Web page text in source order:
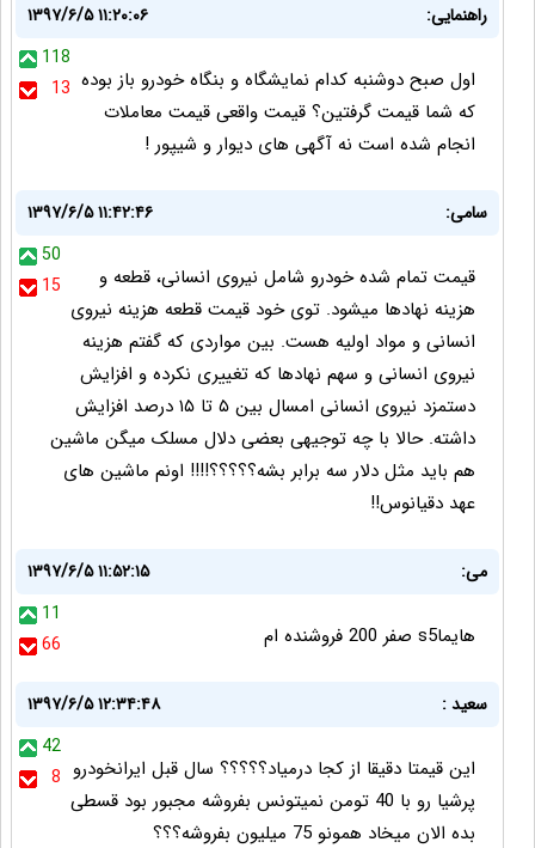
راهنمایی:
۱۳۹۷/۶/۵ ۱۱:۲۰:۰۶
118
13 اول صبح دوشنبه کدام نمایشگاه و بنگاه خودرو باز بوده
که شما قیمت گرفتین؟ قیمت واقعی قیمت معاملات
انجام شده است نه آگهی های دیوار و شیپور !
سامی:
۱۳۹۷/۶/۵ ۱۱:۴۲:۴۶
50
15
قیمت تمام شده خودرو شامل نیروی انسانی، قطعه و
هزینه نهادها میشود. توی خود قیمت قطعه هزینه نیروی
انسانی و مواد اولیه هست. بین مواردی که گفتم هزینه
نیروی انسانی و سهم نهادها که تغییری نکرده و افزایش
دستمزد نیروی انسانی امسال بین ۵ تا ۱۵ درصد افزایش
داشته. حالا با چه توجیهی بعضی دلال مسلک میگن ماشین
هم باید مثل دلار سه برابر بشه؟؟؟؟؟!!!! اونم ماشین های
عهد دقیانوس!!
می:
۱۳۹۷/۶/۵ ۱۱:۵۲:۱۵
11
66
هایماs5 صفر 200 فروشنده ام
سعید :
۱۳۹۷/۶/۵ ۱۲:۳۴:۴۸
42
8 این قیمتا دقیقا از کجا درمیاد؟؟؟؟؟ سال قبل ایرانخودرو
پرشیا رو با 40 تومن نمیتونس بفروشه مجبور بود قسطی
بده الان میخاد همونو 75 میلیون بفروشه؟؟؟